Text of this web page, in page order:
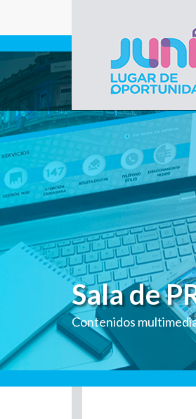
Gobierno
Junín
Sala de
Contenidos